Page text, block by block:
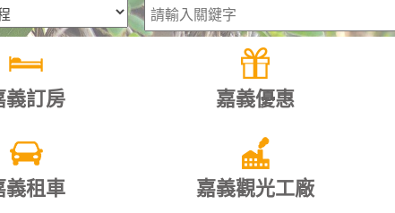
義訂房 嘉義優惠
義租車 嘉義觀光工廠